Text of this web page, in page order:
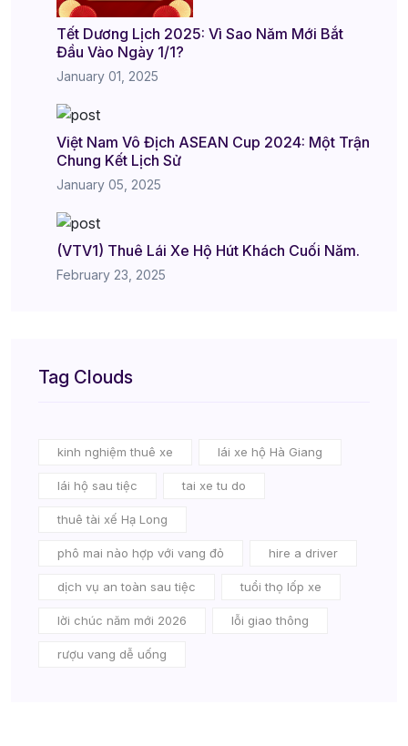
Tết Dương Lịch 2025: Vì Sao Năm Mới Bắt
Đầu Vào Ngày 1/1?
January 01, 2025
Việt Nam Vô Địch ASEAN Cup 2024: Một Trận
Chung Kết Lịch Sử
January 05, 2025
(VTV1) Thuê Lái Xe Hộ Hút Khách Cuối Năm.
February 23, 2025
Tag Clouds
kinh nghiệm thuê xe lái xe hộ Hà Giang
lái hộ sau tiệc tai xe tu do
thuê tài xế Hạ Long
phô mai nào hợp với vang đỏ hire a driver
dịch vụ an toàn sau tiệc tuổi thọ lốp xe
lời chúc năm mới 2026 lỗi giao thông
rượu vang dễ uống